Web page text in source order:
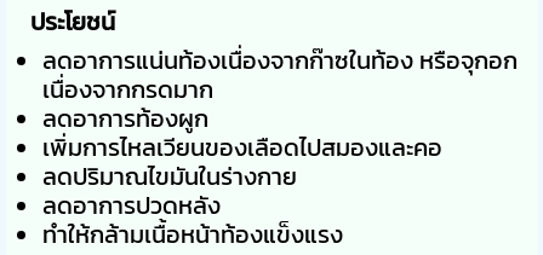
ประโยชน์
ลดอาการแน่นท้องเนื่องจากก๊าซในท้อง หรือจุกอก
เนื่องจากกรดมาก
ลดอาการท้องผูก
เพิ่มการไหลเวียนของเลือดไปสมองและคอ
ลดปริมาณไขมันในร่างกาย
ลดอาการปวดหลัง
ทำให้กล้ามเนื้อหน้าท้องแข็งแรง